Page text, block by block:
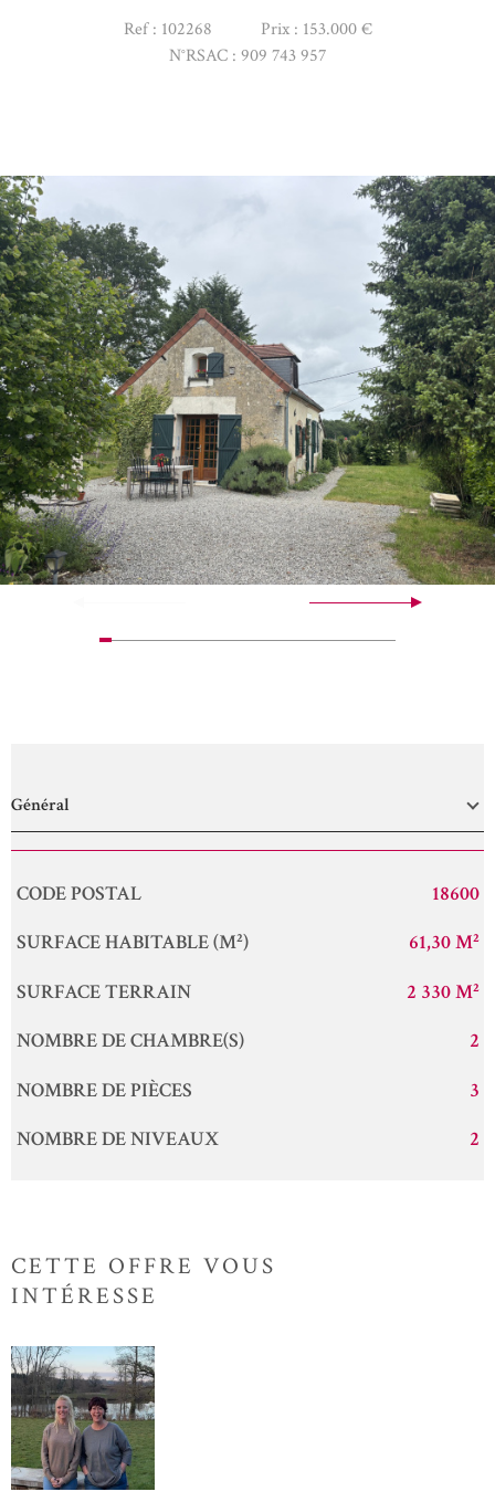
Ref : 102268 Prix : 153.000 €
N°RSAC : 909 743 957
Général
Caractérisque Valeurs
CODE POSTAL
18600
SURFACE HABITABLE (M²)
61,30 M²
SURFACE TERRAIN
2 330 M²
NOMBRE DE CHAMBRE(S)
2
NOMBRE DE PIÈCES
3
NOMBRE DE NIVEAUX
2
CETTE OFFRE VOUS
INTÉRESSE